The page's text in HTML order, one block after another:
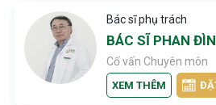
Bác sĩ phụ trách
BÁC SĨ PHAN
Cố vấn Chuyên môn
XEM THÊM